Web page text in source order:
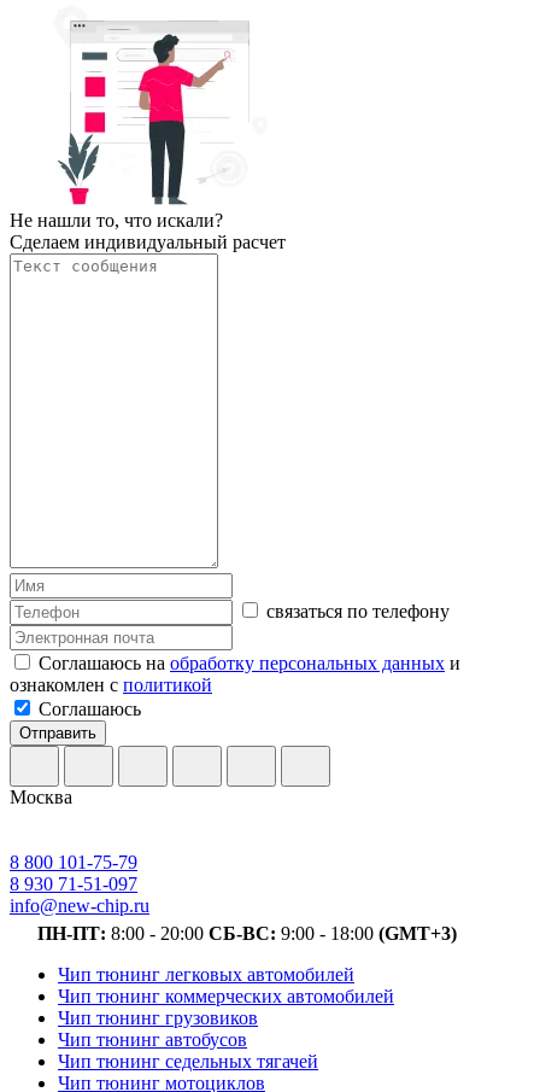
Не нашли то, что искали?
Сделаем индивидуальный расчет
связаться по телефону
Соглашаюсь на обработку персональных данных и
ознакомлен с политикой
Соглашаюсь
Отправить
Москва
8 800 101-75-79
8 930 71-51-097
info@new-chip.ru
ПН-ПТ: 8:00 - 20:00 СБ-ВС: 9:00 - 18:00 (GMT+3)
Чип тюнинг легковых автомобилей
Чип тюнинг коммерческих автомобилей
Чип тюнинг грузовиков
Чип тюнинг автобусов
Чип тюнинг седельных тягачей
Чип тюнинг мотоциклов